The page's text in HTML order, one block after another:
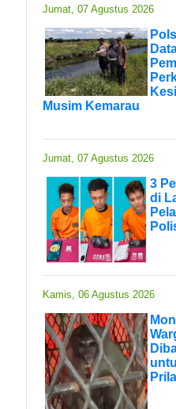
Jumat, 07 Agustus 2026
Musim Kemarau
Jumat, 07 Agustus 2026
3
di
Kamis, 06 Agustus 2026